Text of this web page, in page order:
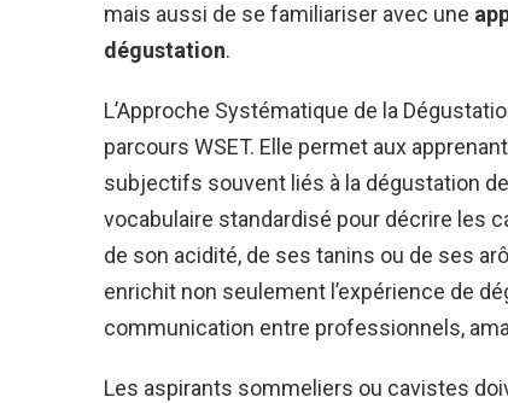
mais aussi de se familiariser avec une
dégustation.
L’Approche Systématique de la
parcours WSET. Elle permet aux
subjectifs souvent liés à la dégustation
vocabulaire standardisé pour décrire les
de son acidité, de ses tanins ou de ses
enrichit non seulement l’expérience de
communication entre professionnels,
Les aspirants sommeliers ou cavistes